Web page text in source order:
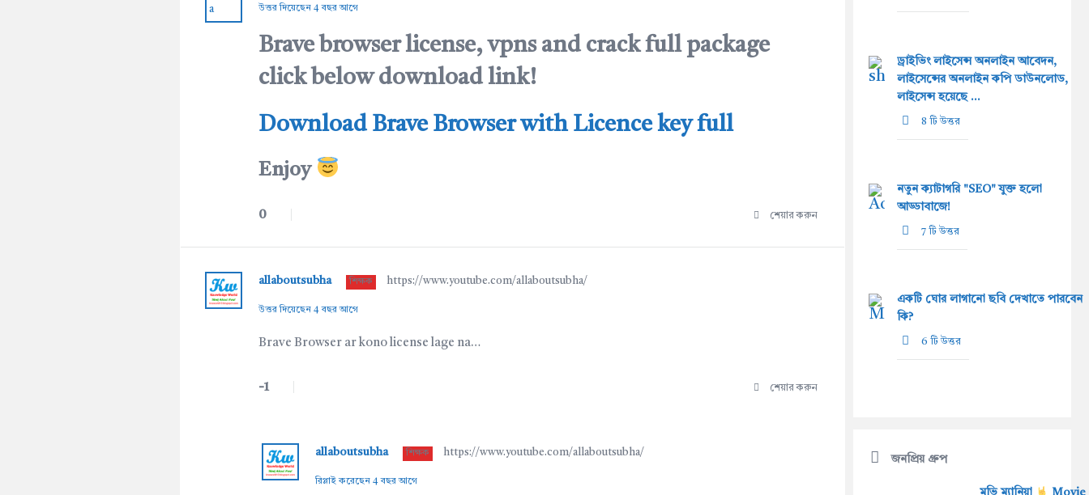
উত্তর দিয়েছেন 4 বছর আগে
Brave browser license, vpns and crack full package
click below download link!
Download Brave Browser with Licence key full
Enjoy
0 শেয়ার করুন
allaboutsubha শিক্ষক https://www.youtube.com/allaboutsubha/
উত্তর দিয়েছেন 4 বছর আগে
Brave Browser ar kono license lage na…
-1 শেয়ার করুন
allaboutsubha শিক্ষক https://www.youtube.com/allaboutsubha/
রিপ্লাই করেছেন 4 বছর আগে
ড্রাইভিং লাইসেন্স অনলাইন আবেদন,
লাইসেন্সের অনলাইন কপি ডাউনলোড,
লাইসেন্স হয়েছে ...
8 টি উত্তর
নতুন ক্যাটাগরি "SEO" যুক্ত হলো
আড্ডাবাজে!
7 টি উত্তর
একটি ঘোর লাগানো ছবি দেখাতে পারবেন
কি?
6 টি উত্তর
জনপ্রিয় গ্রুপ
মুভি ম্যানিয়া
Movie